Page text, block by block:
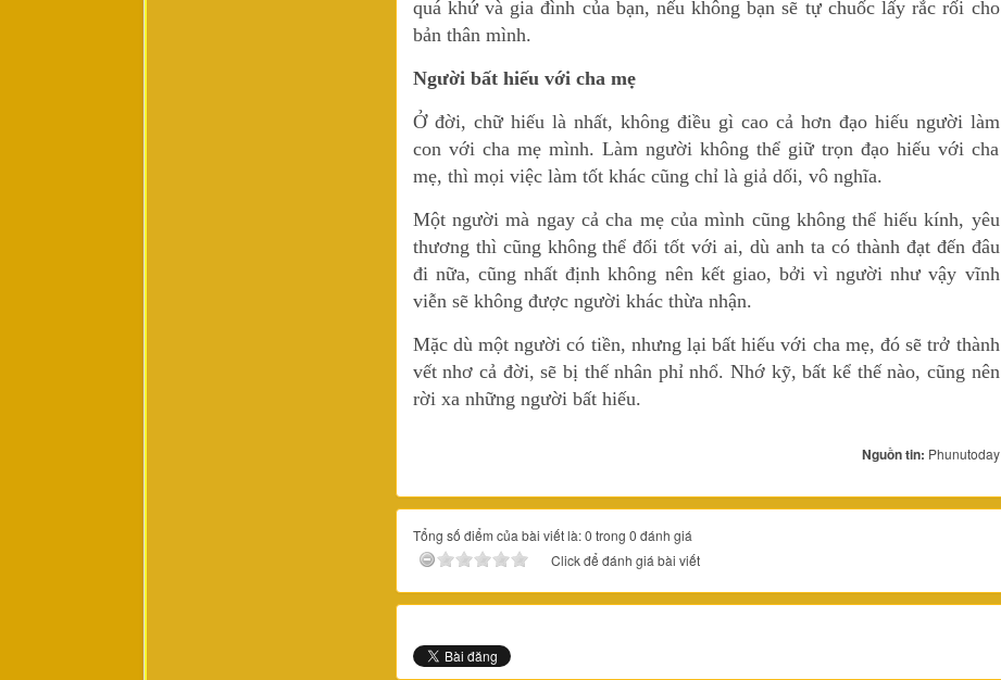
quá khứ và gia đình của bạn, nếu không bạn sẽ tự chuốc lấy rắc rối cho
bản thân mình.
Người bất hiếu với cha mẹ
Ở đời, chữ hiếu là nhất, không điều gì cao cả hơn đạo hiếu người làm
con với cha mẹ mình. Làm người không thể giữ trọn đạo hiếu với cha
mẹ, thì mọi việc làm tốt khác cũng chỉ là giả dối, vô nghĩa.
Một người mà ngay cả cha mẹ của mình cũng không thể hiếu kính, yêu
thương thì cũng không thể đối tốt với ai, dù anh ta có thành đạt đến đâu
đi nữa, cũng nhất định không nên kết giao, bởi vì người như vậy vĩnh
viễn sẽ không được người khác thừa nhận.
Mặc dù một người có tiền, nhưng lại bất hiếu với cha mẹ, đó sẽ trở thành
vết nhơ cả đời, sẽ bị thế nhân phỉ nhổ. Nhớ kỹ, bất kể thế nào, cũng nên
rời xa những người bất hiếu.
Nguồn tin: Phunutoday
Tổng số điểm của bài viết là: 0 trong 0 đánh giá
Click để đánh giá bài viết